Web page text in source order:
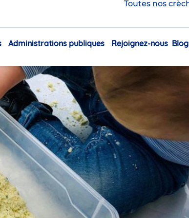
Toutes nos
Navigation
Administrations publiques Rejoignez-nous
Partager